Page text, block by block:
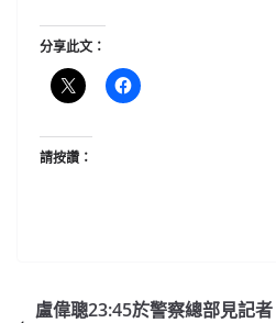
分享此文：
請按讚：
盧偉聰23:45於警察總部見記